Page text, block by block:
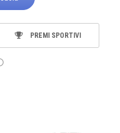
PREMI SPORTIVI